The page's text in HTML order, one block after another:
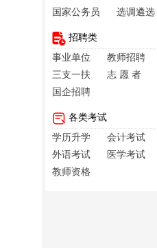
国家公务员
选调遴选
招聘类
事业单位
教师招聘
三支一扶
志 愿 者
国企招聘
各类考试
学历升学
会计考试
外语考试
医学考试
教师资格